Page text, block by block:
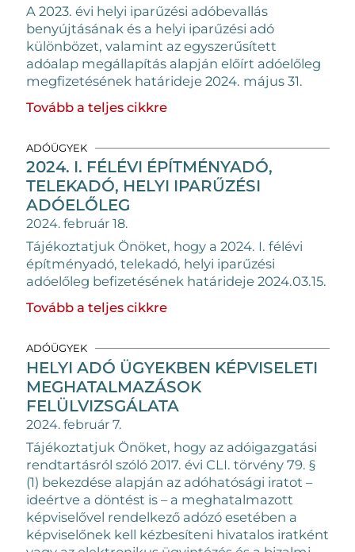
A 2023. évi helyi iparűzési adóbevallás
benyújtásának és a helyi iparűzési adó
különbözet, valamint az egyszerűsített
adóalap megállapítás alapján előírt adóelőleg
megfizetésének határideje 2024. május 31.
Tovább a teljes cikkre
ADÓÜGYEK
2024. I. FÉLÉVI ÉPÍTMÉNYADÓ,
TELEKADÓ, HELYI IPARŰZÉSI
ADÓELŐLEG
2024. február 18.
Tájékoztatjuk Önöket, hogy a 2024. I. félévi
építményadó, telekadó, helyi iparűzési
adóelőleg befizetésének határideje 2024.03.15.
Tovább a teljes cikkre
ADÓÜGYEK
HELYI ADÓ ÜGYEKBEN KÉPVISELETI
MEGHATALMAZÁSOK
FELÜLVIZSGÁLATA
2024. február 7.
Tájékoztatjuk Önöket, hogy az adóigazgatási
rendtartásról szóló 2017. évi CLI. törvény 79. §
(1) bekezdése alapján az adóhatósági iratot –
ideértve a döntést is – a meghatalmazott
képviselővel rendelkező adózó esetében a
képviselőnek kell kézbesíteni hivatalos iratként